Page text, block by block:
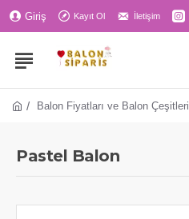
Giriş Kayıt Ol İletişim
Balon Fiyatları ve Balon Çeşitleri
Pastel Balon